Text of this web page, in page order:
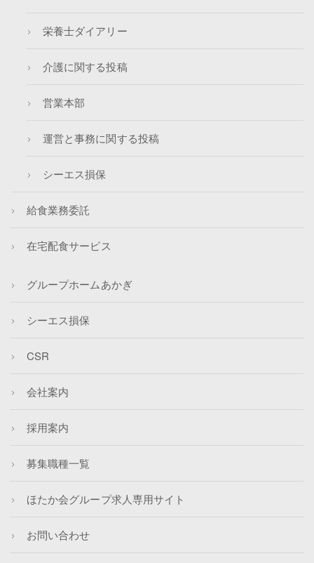
栄養士ダイアリー
介護に関する投稿
営業本部
運営と事務に関する投稿
シーエス損保
給食業務委託
在宅配食サービス
グループホームあかぎ
シーエス損保
CSR
会社案内
採用案内
募集職種一覧
ほたか会グループ求人専用サイト
お問い合わせ